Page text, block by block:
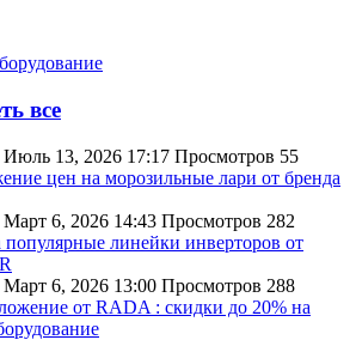
все
Июль 13, 2026 17:17 Просмотров 55
цен на морозильные лари от бренда
Март 6, 2026 14:43 Просмотров 282
линейки инверторов от
Март 6, 2026 13:00 Просмотров 288
от RADA : скидки до 20% на